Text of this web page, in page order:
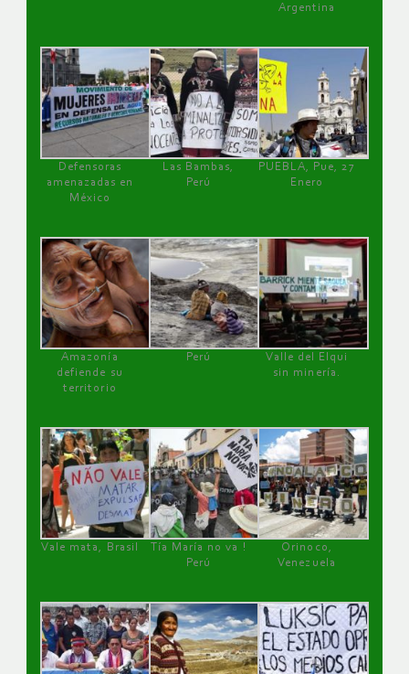
Argentina
Defensoras
amenazadas en
México
Las Bambas,
Perú
PUEBLA, Pue, 27
Enero
Amazonía
defiende su
territorio
Perú
Valle del Elqui
sin minería.
Vale mata, Brasil
Tía María no va !
Perú
Orinoco,
Venezuela